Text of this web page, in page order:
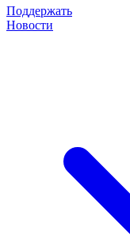
Поддержать
Новости